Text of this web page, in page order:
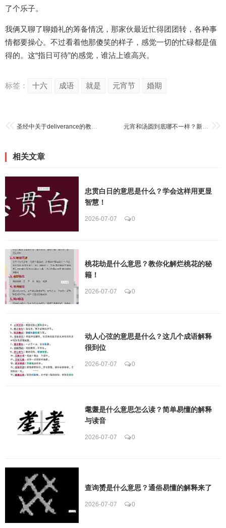
了个乐子。
我俩又聊了聊婚礼的筹备情况，那家伙最近忙得团团转，各种事
情都要操心。不过看着他那傻笑的样子，感觉一切的忙碌都是值
得的。这“指日可待”的感觉，谁沾上谁高兴。
标签： 十六 成语 就是 元宵节 婚期
圣经中关于deliverance的教导，找回真正的自由人生 元宵和汤圆到底哪不一样？新手也能轻松分辨清楚
相关文章
忠贯白日的意思是什么？学会这样用更显
智慧！
2026-07-07 0
桃花劫是什么意思？教你化解烂桃花的秘
籍！
2026-07-07 0
动人心弦的意思是什么？这几个成语解释
很到位
2026-07-07 0
耄耋是什么意思怎么读？简单易懂的解释
与读音
2026-07-07 0
查询赟是什么意思？通俗易懂的解释来了
2026-07-07 0